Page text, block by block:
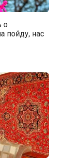
о
пойду, нас